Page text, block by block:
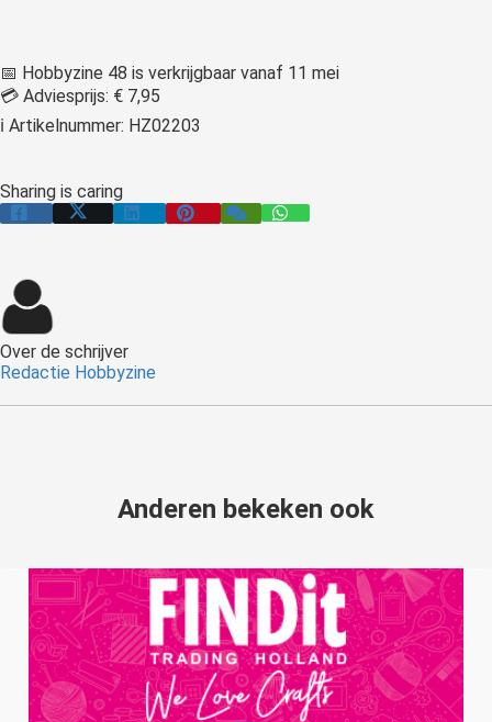
📅 Hobbyzine 48 is verkrijgbaar vanaf 11 mei
💳 Adviesprijs: € 7,95
ℹ Artikelnummer: HZ02203
Sharing is caring
Over de schrijver
Redactie Hobbyzine
Anderen bekeken ook